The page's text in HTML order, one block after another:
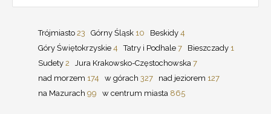
Trójmiasto 23 Górny Śląsk 10 Beskidy 4
Góry Świętokrzyskie 4 Tatry i Podhale 7 Bieszczady 1
Sudety 2 Jura Krakowsko-Częstochowska 7
nad morzem 174 w górach 327 nad jeziorem 127
na Mazurach 99 w centrum miasta 865